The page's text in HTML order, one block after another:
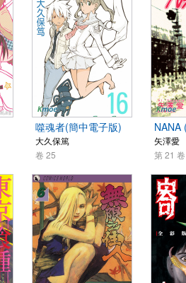
噬魂者(簡中電子版)
大久保篤
卷 25
NANA
矢澤愛
第 21 卷